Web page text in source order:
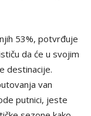
53%, potvrđuje
da će u svojim
destinacije.
van
putnici, jeste